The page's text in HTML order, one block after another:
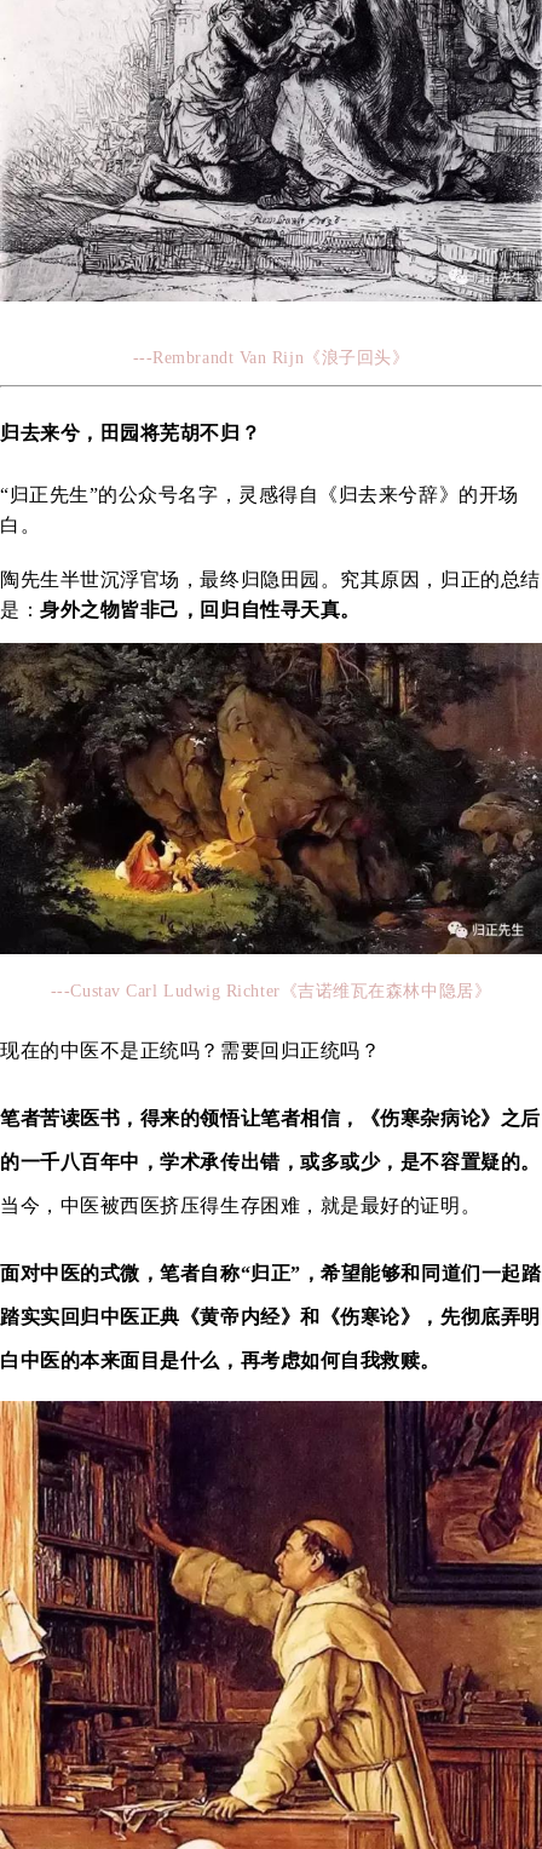
---Rembrandt Van Rijn《浪子回头》
归去来兮，田园将芜胡不归？
“归正先生”的公众号名字，灵感得自《归去来兮辞》的开场
白。
陶先生半世沉浮官场，最终归隐田园。究其原因，归正的总结
是：身外之物皆非己，回归自性寻天真。
---Custav Carl Ludwig Richter《吉诺维瓦在森林中隐居》
现在的中医不是正统吗？需要回归正统吗？
笔者苦读医书，得来的领悟让笔者相信，《伤寒杂病论》之后
的一千八百年中，学术承传出错，或多或少，是不容置疑的。
当今，中医被西医挤压得生存困难，就是最好的证明。
面对中医的式微，笔者自称“归正”，希望能够和同道们一起踏
踏实实回归中医正典《黄帝内经》和《伤寒论》，先彻底弄明
白中医的本来面目是什么，再考虑如何自我救赎。